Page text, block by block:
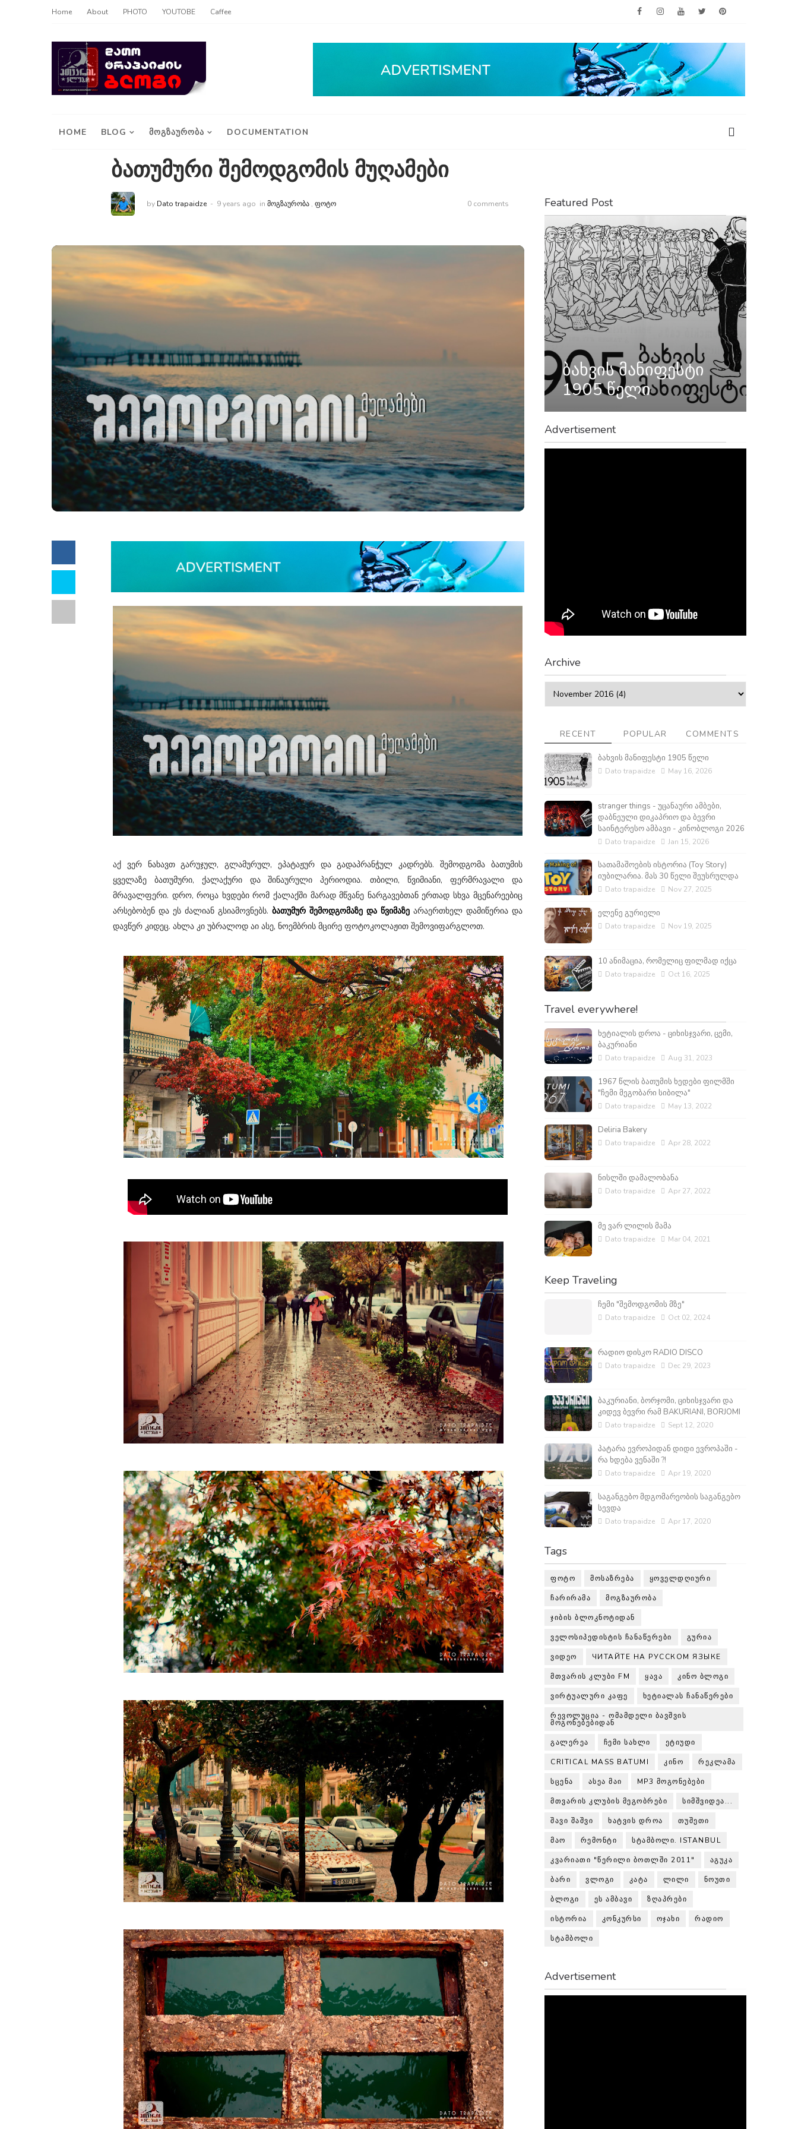
Home About PHOTO YOUTOBE Caffee
HOME BLOG ᲛᲝᲒᲖᲐᲣᲠᲝᲑᲐ DOCUMENTATION
ბათუმური შემოდგომის მუღამები
by Dato trapaidze 9 years ago in ᲛᲝᲒᲖᲐᲣᲠᲝᲑᲐ , ᲤᲝᲢᲝ 0 comments
აქ ვერ ნახავთ გარუჯულ, გლამურულ, ეპატაჟურ და გადაპრანჭულ კადრებს. შემოდგომა ბათუმის
ყველაზე ბათუმური, ქალაქური და შინაურული პერიოდია. თბილი, წვიმიანი, ფერმრავალი და
მრავალფერი. დრო, როცა ხვდები რომ ქალაქში მარად მწვანე ნარგავებთან ერთად სხვა მცენარეებიც
არსებობენ და ეს ძალიან გსიამოვნებს. ბათუმურ შემოდგომაზე და წვიმაზეარაერთხელ დამიწერია და
დავწერ კიდეც. ახლა კი უბრალოდ აი ასე, ნოემბრის მცირე ფოტოკოლაჟით შემოვიფარგლოთ.
Featured Post
ბახვის მანიფესტი
1905 წელი
Advertisement
Archive
RECENT POPULAR COMMENTS
ბახვის მანიფესტი 1905 წელი
Dato trapaidze May 16, 2026
stranger things - უცანაური ამბები,
დაბნეული დიკაპრიო და ბევრი
საინტერესო ამბავი - კინობლოგი 2026
Dato trapaidze Jan 15, 2026
სათამაშოების ისტორია (Toy Story)
იუბილარია. მას 30 წელი შეუსრულდა
Dato trapaidze Nov 27, 2025
ელენე გურიელი
Dato trapaidze Nov 19, 2025
10 ანიმაცია, რომელიც ფილმად იქცა
Dato trapaidze Oct 16, 2025
Travel everywhere!
ხეტიალის დროა - ციხისჯვარი, ცემი,
ბაკურიანი
Dato trapaidze Aug 31, 2023
1967 წლის ბათუმის ხედები ფილმში
"ჩემი მეგობარი სიბილა"
Dato trapaidze May 13, 2022
Deliria Bakery
Dato trapaidze Apr 28, 2022
ნისლში დამალობანა
Dato trapaidze Apr 27, 2022
მე ვარ ლილის მამა
Dato trapaidze Mar 04, 2021
Keep Traveling
ჩემი "შემოდგომის მზე"
Dato trapaidze Oct 02, 2024
რადიო დისკო RADIO DISCO
Dato trapaidze Dec 29, 2023
ბაკურიანი, ბორჯომი, ციხისჯვარი და
კიდევ ბევრი რამ BAKURIANI, BORJOMI
Dato trapaidze Sept 12, 2020
პატარა ევროპიდან დიდი ევროპაში -
რა ხდება ვენაში ?!
Dato trapaidze Apr 19, 2020
საგანგებო მდგომარეობის საგანგებო
სევდა
Dato trapaidze Apr 17, 2020
Tags
ᲤᲝᲢᲝ ᲛᲝᲡᲐᲖᲠᲔᲑᲐ ᲧᲝᲕᲔᲚᲓᲦᲘᲣᲠᲘ
ᲩᲐᲠᲘᲠᲐᲛᲐ ᲛᲝᲒᲖᲐᲣᲠᲝᲑᲐ
ᲯᲘᲑᲘᲡ ᲑᲚᲝᲙᲜᲝᲢᲘᲓᲐᲜ
ᲕᲔᲚᲝᲡᲘᲞᲔᲓᲘᲡᲢᲘᲡ ᲩᲐᲜᲐᲬᲔᲠᲔᲑᲘ ᲒᲣᲠᲘᲐ
ᲕᲘᲓᲔᲝ ЧИТАЙТЕ НА РУССКОМ ЯЗЫКЕ
ᲛᲗᲕᲐᲠᲘᲡ ᲙᲚᲣᲑᲘ FM ᲧᲐᲕᲐ ᲙᲘᲜᲝ ᲑᲚᲝᲒᲘ
ᲕᲘᲠᲢᲣᲐᲚᲣᲠᲘ ᲙᲐᲤᲔ ᲮᲔᲢᲘᲐᲚᲐᲡ ᲩᲐᲜᲐᲬᲔᲠᲔᲑᲘ
ᲠᲔᲕᲝᲚᲣᲪᲘᲐ - ᲝᲛᲐᲛᲓᲔᲚᲘ ᲑᲐᲕᲨᲕᲘᲡ
ᲛᲝᲒᲝᲜᲔᲑᲔᲑᲘᲓᲐᲜ
ᲒᲐᲚᲔᲠᲔᲐ ᲩᲔᲛᲘ ᲡᲐᲮᲚᲘ ᲔᲢᲘᲣᲓᲘ
CRITICAL MASS BATUMI ᲙᲘᲜᲝ ᲠᲔᲙᲚᲐᲛᲐ
ᲡᲪᲔᲜᲐ ᲐᲡᲔᲐ ᲛᲐᲘ MP3 ᲛᲝᲒᲝᲜᲔᲑᲔᲑᲘ
ᲛᲗᲕᲐᲠᲘᲡ ᲙᲚᲣᲑᲘᲡ ᲛᲔᲒᲝᲑᲠᲔᲑᲘ ᲡᲘᲛᲨᲕᲘᲓᲔᲐ...
ᲨᲐᲕᲘ ᲨᲐᲨᲕᲘ ᲮᲐᲢᲕᲘᲡ ᲓᲠᲝᲐ ᲗᲣᲨᲔᲗᲘ
ᲛᲐᲝ ᲠᲔᲛᲝᲜᲢᲘ ᲡᲢᲐᲛᲑᲝᲚᲘ. ISTANBUL
ᲙᲕᲐᲠᲘᲐᲗᲘ "ᲬᲔᲠᲘᲚᲘ ᲑᲝᲗᲚᲨᲘ 2011" ᲐᲒᲣᲙᲐ
ᲑᲐᲠᲘ ᲕᲚᲝᲒᲘ ᲙᲐᲢᲐ ᲚᲘᲚᲘ ᲜᲝᲣᲗᲘ
ᲑᲚᲝᲒᲘ ᲔᲡ ᲐᲛᲑᲐᲕᲘ ᲖᲦᲐᲞᲠᲔᲑᲘ
ᲘᲡᲢᲝᲠᲘᲐ ᲙᲝᲜᲙᲣᲠᲡᲘ ᲝᲯᲐᲮᲘ ᲠᲐᲓᲘᲝ
ᲡᲢᲐᲛᲑᲝᲚᲘ
Advertisement